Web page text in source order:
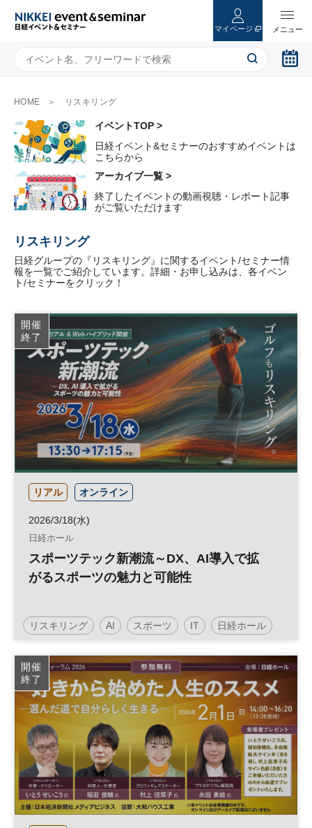
マイページ
HOME リスキリング
イベントTOP >
日経イベント&セミナーのおすすめイベントは
こちらから
アーカイブ一覧 >
終了したイベントの動画視聴・レポート記事
がご覧いただけます
リスキリング
日経グループの『リスキリング』に関するイベント/セミナー情
報を一覧でご紹介しています。詳細・お申し込みは、各イベン
ト/セミナーをクリック！
開催
終了
リアル オンライン
2026/3/18(水)
日経ホール
スポーツテック新潮流～DX、AI導入で拡
がるスポーツの魅力と可能性
リスキリング AI スポーツ IT 日経ホール
DX
参加無料
開催
終了